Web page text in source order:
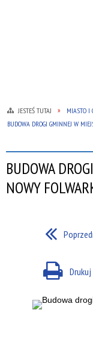
JESTEŚ TUTAJ MIASTO I
BUDOWA DROGI GMINNEJ W
BUDOWA
NOWY
Drukuj